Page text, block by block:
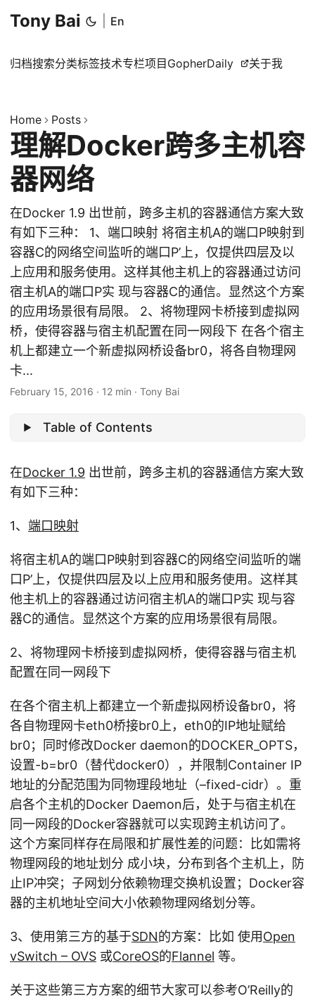
Tony Bai En
归档搜索分类标签技术专栏项目 GopherDaily 关于我
Home Posts
理解Docker跨多主机容
器网络
在Docker 1.9 出世前，跨多主机的容器通信方案大致
有如下三种： 1、端口映射 将宿主机A的端口P映射到
容器C的网络空间监听的端口P’上，仅提供四层及以
上应用和服务使用。这样其他主机上的容器通过访问
宿主机A的端口P实 现与容器C的通信。显然这个方案
的应用场景很有局限。 2、将物理网卡桥接到虚拟网
桥，使得容器与宿主机配置在同一网段下 在各个宿主
机上都建立一个新虚拟网桥设备br0，将各自物理网
卡...
February 15, 2016 · 12 min · Tony Bai
Table of Contents
在Docker 1.9 出世前，跨多主机的容器通信方案大致
有如下三种：
1、 端口映射
将宿主机A的端口P映射到容器C的网络空间监听的端
口P’上，仅提供四层及以上应用和服务使用。这样其
他主机上的容器通过访问宿主机A的端口P实 现与容
器C的通信。显然这个方案的应用场景很有局限。
2、将物理网卡桥接到虚拟网桥，使得容器与宿主机
配置在同一网段下
在各个宿主机上都建立一个新虚拟网桥设备br0，将
各自物理网卡eth0桥接br0上，eth0的IP地址赋给
br0；同时修改Docker daemon的DOCKER_OPTS，
设置-b=br0（替代docker0），并限制Container IP
地址的分配范围为同物理段地址（–fixed-cidr）。重
启各个主机的Docker Daemon后，处于与宿主机在
同一网段的Docker容器就可以实现跨主机访问了。
这个方案同样存在局限和扩展性差的问题：比如需将
物理网段的地址划分 成小块，分布到各个主机上，防
止IP冲突；子网划分依赖物理交换机设置；Docker容
器的主机地址空间大小依赖物理网络划分等。
3、使用第三方的基于SDN的方案：比如 使用Open
vSwitch – OVS 或CoreOS的Flannel 等。
关于这些第三方方案的细节大家可以参考O’Reilly的